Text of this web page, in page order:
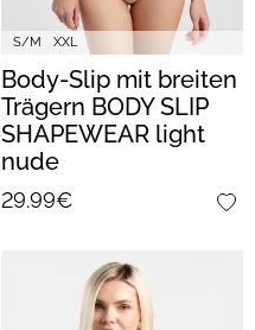
S/M XXL
Body-Slip mit breiten
Trägern BODY SLIP
SHAPEWEAR light
nude
29.99€